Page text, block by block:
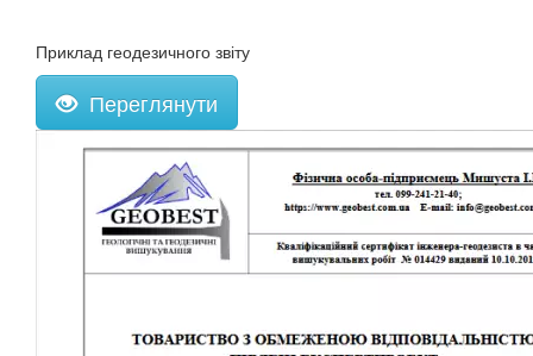
Приклад геодезичного звіту
Переглянути